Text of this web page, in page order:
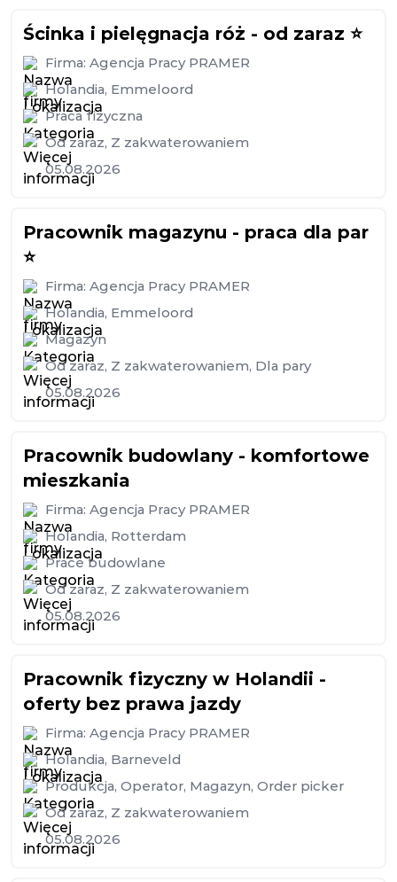
Ścinka i pielęgnacja róż - od zaraz ⭐️
Firma: Agencja Pracy PRAMER
Holandia, Emmeloord
Praca fizyczna
Od zaraz, Z zakwaterowaniem
05.08.2026
Pracownik magazynu - praca dla par
⭐️
Firma: Agencja Pracy PRAMER
Holandia, Emmeloord
Magazyn
Od zaraz, Z zakwaterowaniem, Dla pary
05.08.2026
Pracownik budowlany - komfortowe
mieszkania
Firma: Agencja Pracy PRAMER
Holandia, Rotterdam
Prace budowlane
Od zaraz, Z zakwaterowaniem
05.08.2026
Pracownik fizyczny w Holandii -
oferty bez prawa jazdy
Firma: Agencja Pracy PRAMER
Holandia, Barneveld
Produkcja, Operator, Magazyn, Order picker
Od zaraz, Z zakwaterowaniem
05.08.2026